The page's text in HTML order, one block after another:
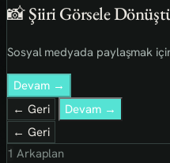
📸 Şiiri Görsele
Sosyal medyada paylaşmak
Devam →
← Geri
Devam →
← Geri
1 Arkaplan